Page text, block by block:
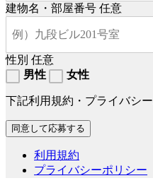
建物名・部屋番号 任意
性別 任意
男性
女性
下記利用規約・プライバシ
利用規約
プライバシーポリシー